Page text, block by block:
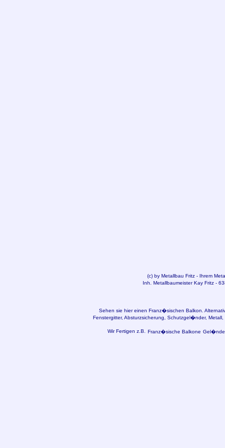
(c) by Metallbau Fritz - Ihrem
Inh. Metallbaumeister Kay Fritz -
Sehen sie hier einen Franz�sischen Balkon.
Fenstergitter, Absturzsicherung, Schutzgel�nder,
Wir Fertigen z.B. Franz�sische Balkone